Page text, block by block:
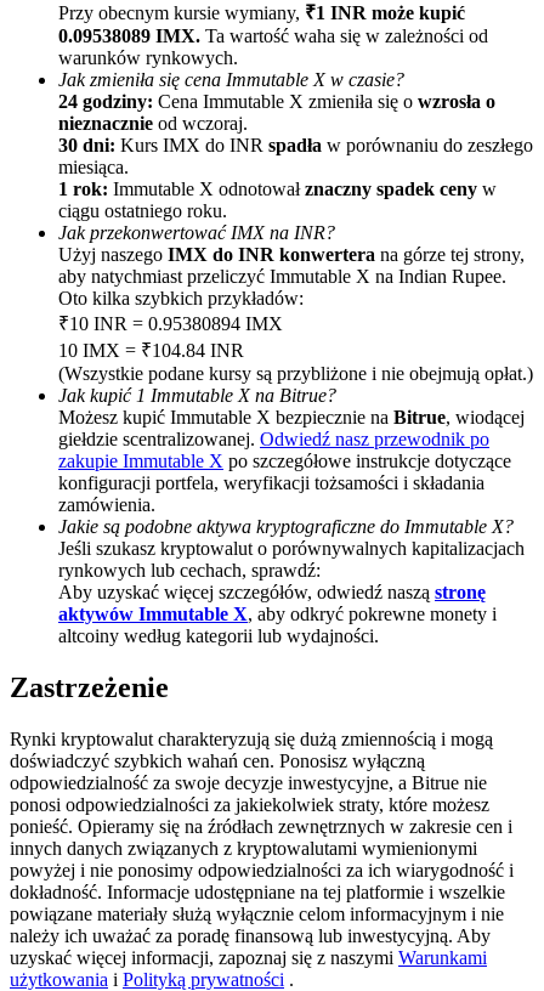
Deposit CASHCAT & Win
Deposit CASHCAT & Win
Share 500000 CASHCAT prize pool
Exclusive for BitMart Users
Register & Trade to Win 500,000 USDT
Precious Metals Trading Carnival
Trade Gold & Silver · 33,333 USDT Bonus
USDT New User Exclusive 10% APR
USDT Flexible Staking | Daily Rewards
New Listing Futures Fest
Trade New Futures, Win 200,000 USDT
Przy obecnym kursie wymiany, ₹1 INR może kupić
0.09538089 IMX. Ta wartość waha się w zależności od
warunków rynkowych.
Jak zmieniła się cena Immutable X w czasie?
24 godziny: Cena Immutable X zmieniła się o wzrosła o
nieznacznie od wczoraj.
30 dni: Kurs IMX do INR spadła w porównaniu do zeszłego
miesiąca.
1 rok: Immutable X odnotowałznaczny spadek ceny w
ciągu ostatniego roku.
Jak przekonwertować IMX na INR?
Użyj naszego IMX do INR konwertera na górze tej strony,
aby natychmiast przeliczyć Immutable X na Indian Rupee.
Oto kilka szybkich przykładów:
₹10 INR = 0.95380894 IMX
10 IMX = ₹104.84 INR
(Wszystkie podane kursy są przybliżone i nie obejmują opłat.)
Jak kupić 1 Immutable X na Bitrue?
Możesz kupić Immutable X bezpiecznie na Bitrue, wiodącej
giełdzie scentralizowanej. Odwiedź nasz przewodnik po
zakupie Immutable X po szczegółowe instrukcje dotyczące
konfiguracji portfela, weryfikacji tożsamości i składania
zamówienia.
Jakie są podobne aktywa kryptograficzne do Immutable X?
Jeśli szukasz kryptowalut o porównywalnych kapitalizacjach
rynkowych lub cechach, sprawdź:
Aby uzyskać więcej szczegółów, odwiedź naszą stronę
aktywów Immutable X, aby odkryć pokrewne monety i
altcoiny według kategorii lub wydajności.
Zastrzeżenie
Rynki kryptowalut charakteryzują się dużą zmiennością i mogą
doświadczyć szybkich wahań cen. Ponosisz wyłączną
odpowiedzialność za swoje decyzje inwestycyjne, a Bitrue nie
ponosi odpowiedzialności za jakiekolwiek straty, które możesz
ponieść. Opieramy się na źródłach zewnętrznych w zakresie cen i
innych danych związanych z kryptowalutami wymienionymi
powyżej i nie ponosimy odpowiedzialności za ich wiarygodność i
dokładność. Informacje udostępniane na tej platformie i wszelkie
powiązane materiały służą wyłącznie celom informacyjnym i nie
należy ich uważać za poradę finansową lub inwestycyjną. Aby
uzyskać więcej informacji, zapoznaj się z naszymi Warunkami
użytkowania i Polityką prywatności .